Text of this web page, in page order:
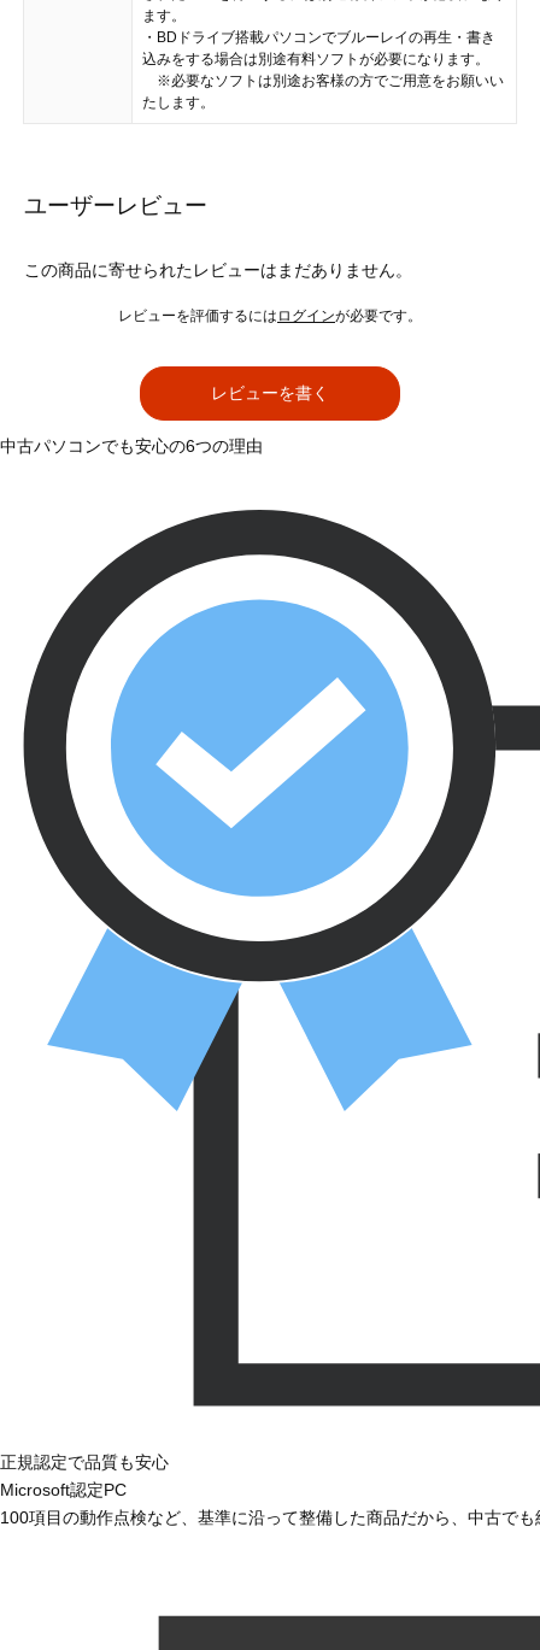
ます。
・BDドライブ搭載パソコンでブルーレイの再生・書き
込みをする場合は別途有料ソフトが必要になります。
※必要なソフトは別途お客様の方でご用意をお願いい
たします。
ユーザーレビュー
この商品に寄せられたレビューはまだありません。
レビューを評価するには ログインが必要です。
レビューを書く
中古パソコンでも安心の6つの理由
正規認定で品質も安心
Microsoft認定PC
100項目の動作点検など、基準に沿って整備した商品だから、中古で